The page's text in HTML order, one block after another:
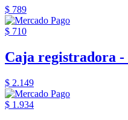
$ 789
$ 710
Caja registradora
$ 2.149
$ 1.934